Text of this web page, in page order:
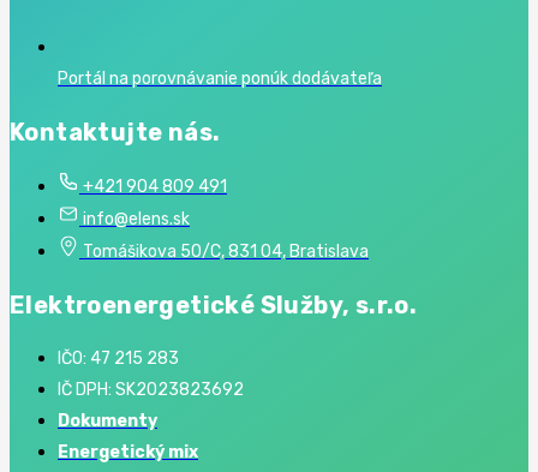
Portál na porovnávanie ponúk dodávateľa
Kontaktujte nás.
+421 904 809 491
info@elens.sk
Tomášikova 50/C, 831 04, Bratislava
Elektroenergetické Služby, s.r.o.
IČO: 47 215 283
IČ DPH: SK2023823692
Dokumenty
Energetický mix